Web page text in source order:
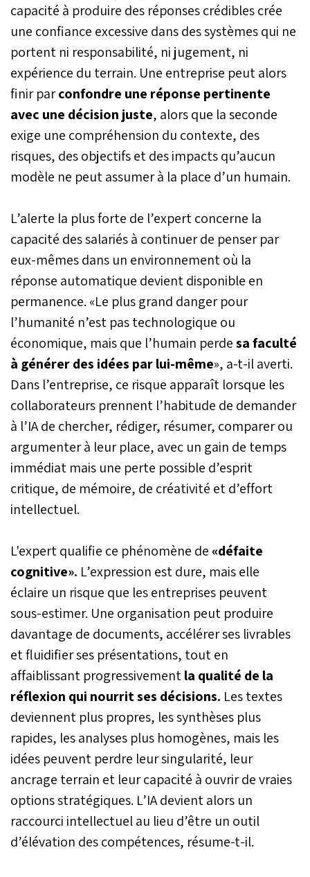
capacité à produire des réponses crédibles crée
une confiance excessive dans des systèmes qui ne
portent ni responsabilité, ni jugement, ni
expérience du terrain. Une entreprise peut alors
finir parconfondre une réponse pertinente
avec une décision juste, alors que la seconde
exige une compréhension du contexte, des
risques, des objectifs et des impacts qu’aucun
modèle ne peut assumer à la place d’un humain.
L’alerte la plus forte de l’expert concerne la
capacité des salariés à continuer de penser par
eux-mêmes dans un environnement où la
réponse automatique devient disponible en
permanence. «Le plus grand danger pour
l’humanité n’est pas technologique ou
économique, mais que l’humain perdesa faculté
à générer des idées par lui-même», a-t-il averti.
Dans l’entreprise, ce risque apparaît lorsque les
collaborateurs prennent l’habitude de demander
à l’IA de chercher, rédiger, résumer, comparer ou
argumenter à leur place, avec un gain de temps
immédiat mais une perte possible d’esprit
critique, de mémoire, de créativité et d’effort
intellectuel.
L'expert qualifie ce phénomène de «défaite
cognitive». L’expression est dure, mais elle
éclaire un risque que les entreprises peuvent
sous-estimer. Une organisation peut produire
davantage de documents, accélérer ses livrables
et fluidifier ses présentations, tout en
affaiblissant progressivementla qualité de la
réflexion qui nourrit ses décisions. Les textes
deviennent plus propres, les synthèses plus
rapides, les analyses plus homogènes, mais les
idées peuvent perdre leur singularité, leur
ancrage terrain et leur capacité à ouvrir de vraies
options stratégiques. L’IA devient alors un
raccourci intellectuel au lieu d’être un outil
d’élévation des compétences, résume-t-il.